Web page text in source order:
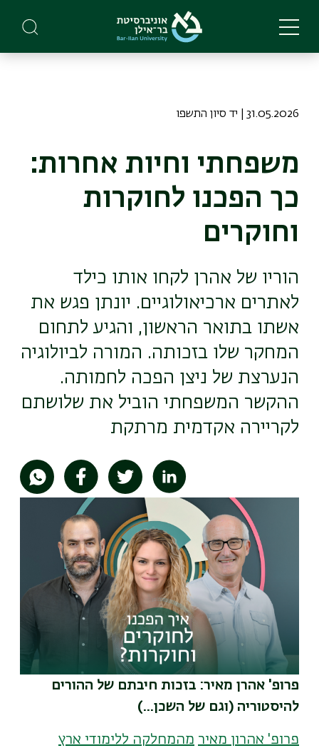
main
31.05.2026 | יד סיון התשפו
משפחתי וחיות אחרות:
כך הפכנו לחוקרות
וחוקרים
הוריו של אהרן לקחו אותו כילד
לאתרים ארכיאולוגיים. יונתן פגש את
אשתו בתואר הראשון, והגיע לתחום
המחקר שלו בזכותה. המורה לביולוגיה
הנערצת של ניצן הפכה לחמותה.
ההקשר המשפחתי הוביל את שלושתם
לקריירה אקדמית מרתקת
פרופ' אהרן מאיר: בזכות חיבתם של ההורים
להיסטוריה (וגם של השכן...)
פרופ' אהרון מאיר מהמחלקה ללימודי ארץ